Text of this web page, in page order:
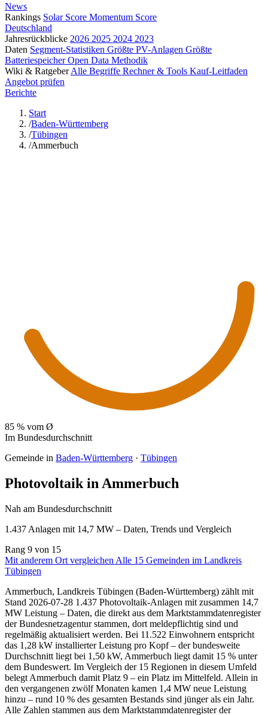
News
Rankings Solar Score Momentum Score
Deutschland
Jahresrückblicke 2026 2025 2024 2023
Daten Segment-Statistiken Größte PV-Anlagen Größte
BatteriespeicherOpen Data Methodik
Wiki & Ratgeber Alle Begriffe Rechner & Tools Kauf-Leitfaden
Angebot prüfen
Berichte
Start
/Baden-Württemberg
/Tübingen
/Ammerbuch
85 % vom Ø
Im Bundesdurchschnitt
Gemeinde in Baden-Württemberg · Tübingen
Photovoltaik in Ammerbuch
Nah am Bundesdurchschnitt
1.437 Anlagen mit 14,7 MW – Daten, Trends und Vergleich
Rang 9 von 15
Mit anderem Ort vergleichen Alle 15 Gemeinden im Landkreis
Tübingen
Ammerbuch, Landkreis Tübingen (Baden-Württemberg) zählt mit
Stand 2026-07-28 1.437 Photovoltaik-Anlagen mit zusammen 14,7
MW Leistung – Daten, die direkt aus dem Marktstammdatenregister
der Bundesnetzagentur stammen, dort meldepflichtig sind und
regelmäßig aktualisiert werden. Bei 11.522 Einwohnern entspricht
das 1,28 kW installierter Leistung pro Kopf – der bundesweite
Durchschnitt liegt bei 1,50 kW, Ammerbuch liegt damit 15 % unter
dem Bundeswert. Im Vergleich der 15 Regionen in diesem Umfeld
belegt Ammerbuch damit Platz 9 – ein Platz im Mittelfeld. Allein in
den vergangenen zwölf Monaten kamen 1,4 MW neue Leistung
hinzu – rund 10 % des gesamten Bestands sind jünger als ein Jahr.
Alle Zahlen stammen aus dem Marktstammdatenregister der